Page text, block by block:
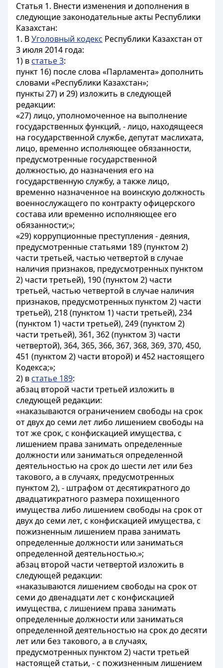
Статья 1. Внести изменения и дополнения в
следующие законодательные акты Республики
Казахстан:
1. ВУголовный кодекс Республики Казахстан от
3 июля 2014 года:
1) в статье 3:
пункт 16) после слова «Парламента» дополнить
словами «Республики Казахстан»;
пункты 27) и 29) изложить в следующей
редакции:
«27) лицо, уполномоченное на выполнение
государственных функций, - лицо, находящееся
на государственной службе, депутат маслихата,
лицо, временно исполняющее обязанности,
предусмотренные государственной
должностью, до назначения его на
государственную службу, а также лицо,
временно назначенное на воинскую должность
военнослужащего по контракту офицерского
состава или временно исполняющее его
обязанности;»;
«29) коррупционные преступления - деяния,
предусмотренные статьями 189 (пунктом 2)
части третьей, частью четвертой в случае
наличия признаков, предусмотренных пунктом
2) части третьей), 190 (пунктом 2) части
третьей, частью четвертой в случае наличия
признаков, предусмотренных пунктом 2) части
третьей), 218 (пунктом 1) части третьей), 234
(пунктом 1) части третьей), 249 (пунктом 2)
части третьей), 361, 362 (пунктом 3) части
четвертой), 364, 365, 366, 367, 368, 369, 370, 450,
451 (пунктом 2) части второй) и 452 настоящего
Кодекса;»;
2) в статье 189:
абзац второй части третьей изложить в
следующей редакции:
«наказываются ограничением свободы на срок
от двух до семи лет либо лишением свободы на
тот же срок, с конфискацией имущества, с
лишением права занимать определенные
должности или заниматься определенной
деятельностью на срок до шести лет или без
такового, а в случаях, предусмотренных
пунктом 2), - штрафом от десятикратного до
двадцатикратного размера похищенного
имущества либо лишением свободы на срок от
двух до семи лет, с конфискацией имущества, с
пожизненным лишением права занимать
определенные должности или заниматься
определенной деятельностью.»;
абзац второй части четвертой изложить в
следующей редакции:
«наказываются лишением свободы на срок от
семи до двенадцати лет с конфискацией
имущества, с лишением права занимать
определенные должности или заниматься
определенной деятельностью на срок до десяти
лет или без такового, а в случаях,
предусмотренных пунктом 2) части третьей
настоящей статьи, - с пожизненным лишением